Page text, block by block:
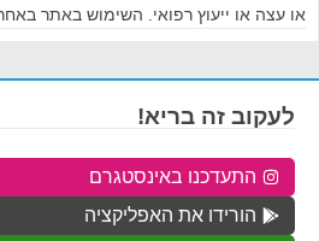
או עצה או ייעוץ רפואי. השימוש באתר
לעקוב זה בריא!
התעדכנו באינסטגרם
הורידו את האפליקציה